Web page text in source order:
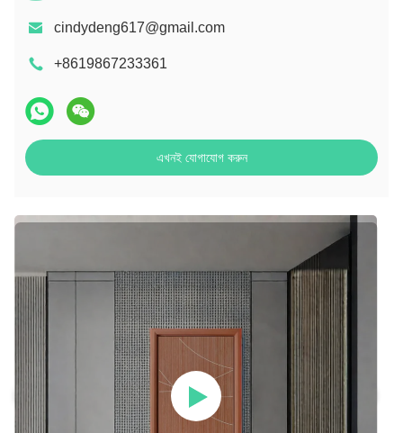
cindydeng617@gmail.com
+8619867233361
এখনই যোগাযোগ করুন